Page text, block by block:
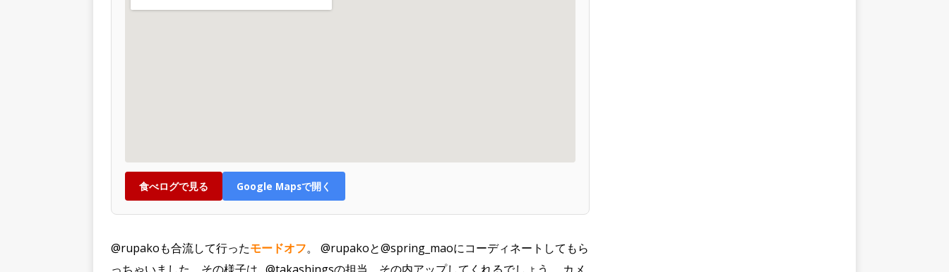
食べログで見る Google Mapsで開く
@rupakoも合流して行ったモードオフ。 @rupakoと@spring_maoにコーディネートしてもら